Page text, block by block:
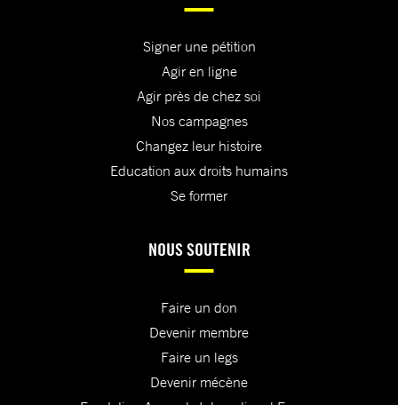
Signer une pétition
Agir en ligne
Agir près de chez soi
Nos campagnes
Changez leur histoire
Education aux droits humains
Se former
NOUS SOUTENIR
Faire un don
Devenir membre
Faire un legs
Devenir mécène